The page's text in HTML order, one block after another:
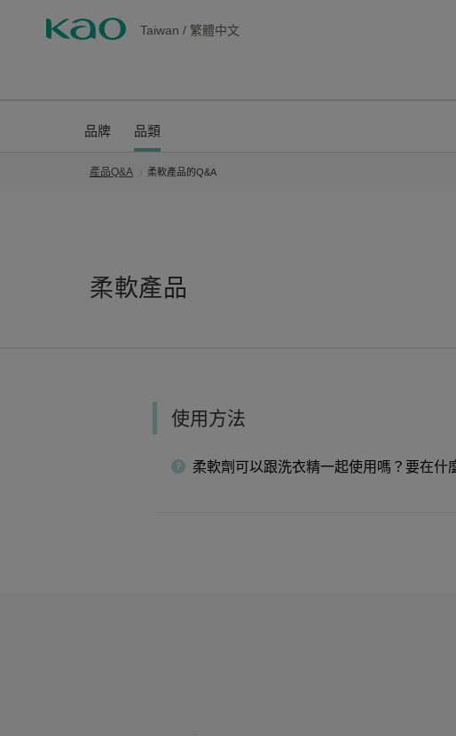
Taiwan / 繁體中文
品牌 品類
產品Q&A 柔軟產品的Q&A
柔軟產品
使用方法
柔軟劑可以跟洗衣精一起使用嗎？要在什